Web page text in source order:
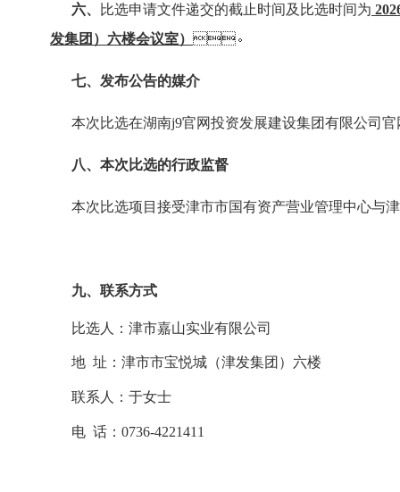
六、 比选申请文件递交的截止时间及比选时间为
发集团）六楼会议室） 。
七、发布公告的媒介
本次比选在湖南j9官网投资发展建设集团有限公司官
八、本次比选的行政监督
本次比选项目接受津市市国有资产营业管理中心与津
九、联系方式
比选人： 津市嘉山实业有限公司
地 址： 津市市宝悦城（津发集团）六楼
联系人： 于女士
电 话： 0736-4221411